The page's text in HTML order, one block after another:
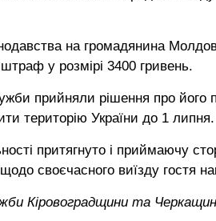
на громадянина
у розмірі 3400 гривень.
прийняли рішення про
територію України до 1 липня.
притягнуто і приймаючу
своєчасного виїзду гостя
Кіровоградщини та